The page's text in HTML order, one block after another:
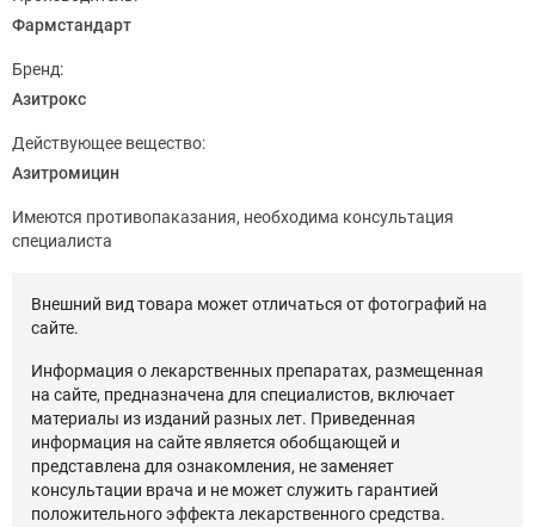
Фармстандарт
Бренд:
Азитрокс
Действующее вещество:
Азитромицин
Имеются противопаказания, необходима консультация
специалиста
Внешний вид товара может отличаться от фотографий на
сайте.
Информация о лекарственных препаратах, размещенная
на сайте, предназначена для специалистов, включает
материалы из изданий разных лет. Приведенная
информация на сайте является обобщающей и
представлена для ознакомления, не заменяет
консультации врача и не может служить гарантией
положительного эффекта лекарственного средства.